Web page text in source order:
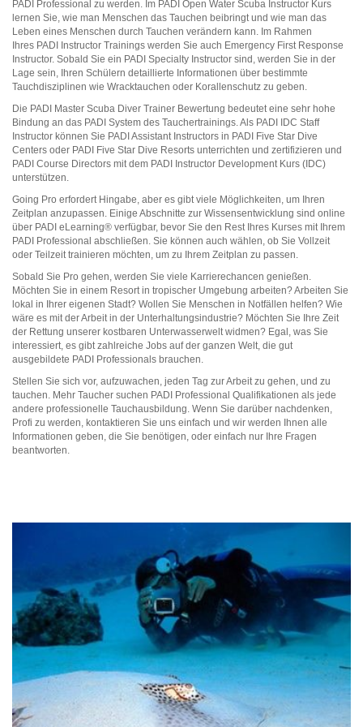
PADI Professional zu werden. Im PADI Open Water Scuba Instructor Kurs
lernen Sie, wie man Menschen das Tauchen beibringt und wie man das
Leben eines Menschen durch Tauchen verändern kann. Im Rahmen
Ihres PADI Instructor Trainings werden Sie auch Emergency First Response
Instructor. Sobald Sie ein PADI Specialty Instructor sind, werden Sie in der
Lage sein, Ihren Schülern detaillierte Informationen über bestimmte
Tauchdisziplinen wie Wracktauchen oder Korallenschutz zu geben.
Die PADI Master Scuba Diver Trainer Bewertung bedeutet eine sehr hohe
Bindung an das PADI System des Tauchertrainings. Als PADI IDC Staff
Instructor können Sie PADI Assistant Instructors in PADI Five Star Dive
Centers oder PADI Five Star Dive Resorts unterrichten und zertifizieren und
PADI Course Directors mit dem PADI Instructor Development Kurs (IDC)
unterstützen.
Going Pro erfordert Hingabe, aber es gibt viele Möglichkeiten, um Ihren
Zeitplan anzupassen. Einige Abschnitte zur Wissensentwicklung sind online
über PADI eLearning® verfügbar, bevor Sie den Rest Ihres Kurses mit Ihrem
PADI Professional abschließen. Sie können auch wählen, ob Sie Vollzeit
oder Teilzeit trainieren möchten, um zu Ihrem Zeitplan zu passen.
Sobald Sie Pro gehen, werden Sie viele Karrierechancen genießen.
Möchten Sie in einem Resort in tropischer Umgebung arbeiten? Arbeiten Sie
lokal in Ihrer eigenen Stadt? Wollen Sie Menschen in Notfällen helfen? Wie
wäre es mit der Arbeit in der Unterhaltungsindustrie? Möchten Sie Ihre Zeit
der Rettung unserer kostbaren Unterwasserwelt widmen? Egal, was Sie
interessiert, es gibt zahlreiche Jobs auf der ganzen Welt, die gut
ausgebildete PADI Professionals brauchen.
Stellen Sie sich vor, aufzuwachen, jeden Tag zur Arbeit zu gehen, und zu
tauchen. Mehr Taucher suchen PADI Professional Qualifikationen als jede
andere professionelle Tauchausbildung. Wenn Sie darüber nachdenken,
Profi zu werden, kontaktieren Sie uns einfach und wir werden Ihnen alle
Informationen geben, die Sie benötigen, oder einfach nur Ihre Fragen
beantworten.